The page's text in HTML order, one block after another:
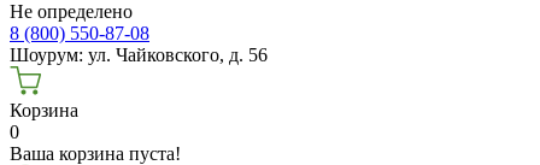
Не определено
8 (800) 550-87-08
Шоурум: ул. Чайковского, д. 56
Корзина
0
Ваша корзина пуста!